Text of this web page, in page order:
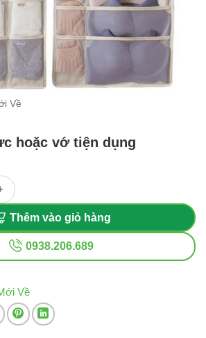
Về
hoặc vớ tiện dụng
vớ tiện dụng số lượng
Thêm vào giỏ hàng
0938.206.689
Về